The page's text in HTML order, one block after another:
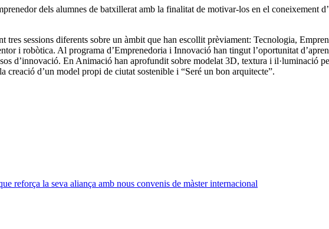
dels alumnes de batxillerat amb la finalitat de motivar-los en el coneixement
tres sessions diferents sobre un àmbit que han escollit prèviament: Tecnologia,
i robòtica. Al programa d’Emprenedoria i Innovació han tingut l’oportunitat
d’innovació. En Animació han aprofundit sobre modelat 3D, textura i il·luminació
creació d’un model propi de ciutat sostenible i “Seré un bon arquitecte”.
reforça la seva aliança amb nous convenis de màster internacional